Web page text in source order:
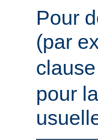
Pour
(par
clause
pour